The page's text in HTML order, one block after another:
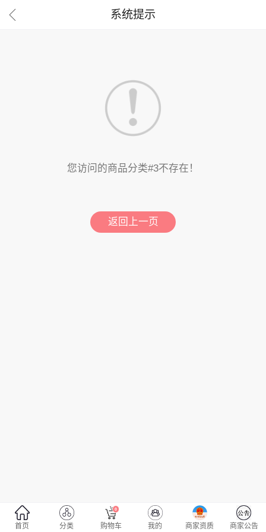
 系统提示
您访问的商品分类#3不存在！
返回上一页
首页 分类
0
购物车 我的 商家资质 商家公告